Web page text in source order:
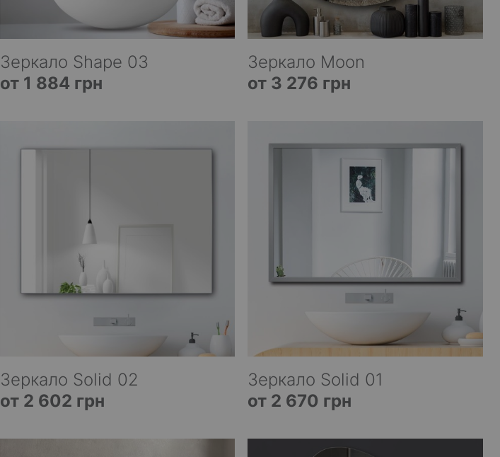
Зеркало Shape 03
от 1 884 грн
Зеркало Moon
от 3 276 грн
Зеркало Solid 02
от 2 602 грн
Зеркало Solid 01
от 2 670 грн